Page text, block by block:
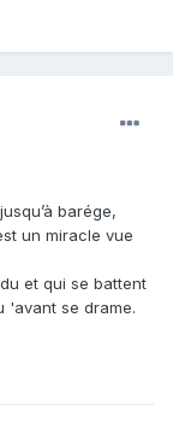
barége,
un miracle vue
et qui se battent
'avant se drame.